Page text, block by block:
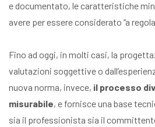
e documentato, le caratteristiche
avere per essere considerato “a regola
Fino ad oggi, in molti casi, la
valutazioni soggettive o
nuova norma, invece, il processo
misurabile, e fornisce una base
sia il professionista sia il